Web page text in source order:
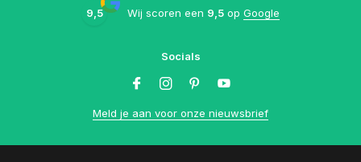
9,5 Wij scoren een 9,5 op Google
Socials
Meld je aan voor onze nieuwsbrief